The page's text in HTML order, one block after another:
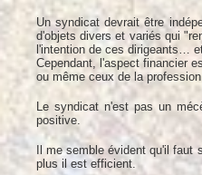
Un syndicat devrait être
d'objets divers et variés qui
l'intention de ces dirigeants…
Cependant, l'aspect financier
ou même ceux de la
Le syndicat n'est pas un
positive.
Il me semble évident qu'il
plus il est efficient.